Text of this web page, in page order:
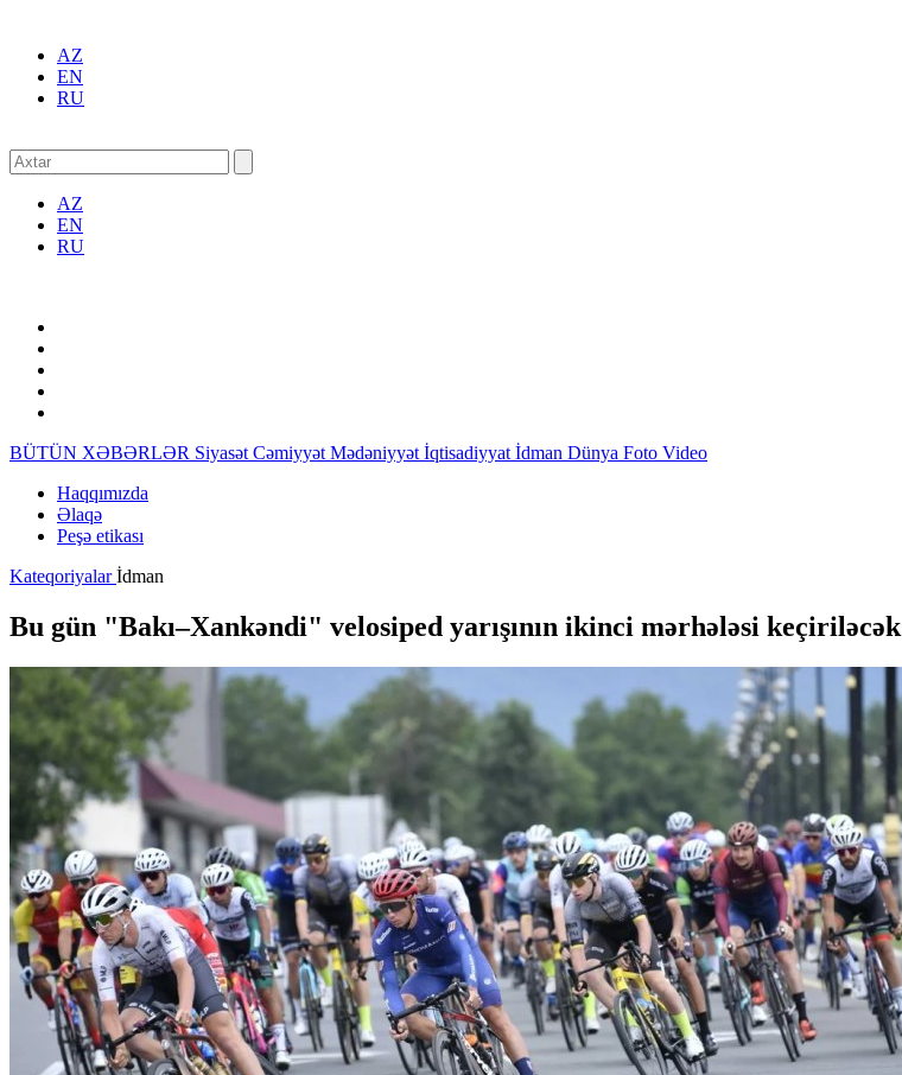
AZ
EN
RU
AZ
EN
RU
BÜTÜN XƏBƏRLƏR Siyasət Cəmiyyət Mədəniyyət İqtisadiyyat İdman Dünya Foto Video
Haqqımızda
Əlaqə
Peşə etikası
Kateqoriyalarİdman
Bu gün "Bakı–Xankəndi" velosiped yarışının ikinci mərhələsi keçiriləcək